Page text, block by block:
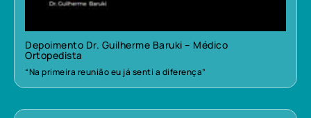
Depoimento Dr. Guilherme Baruki – Médico
Ortopedista
“Na primeira reunião eu já senti a diferença”